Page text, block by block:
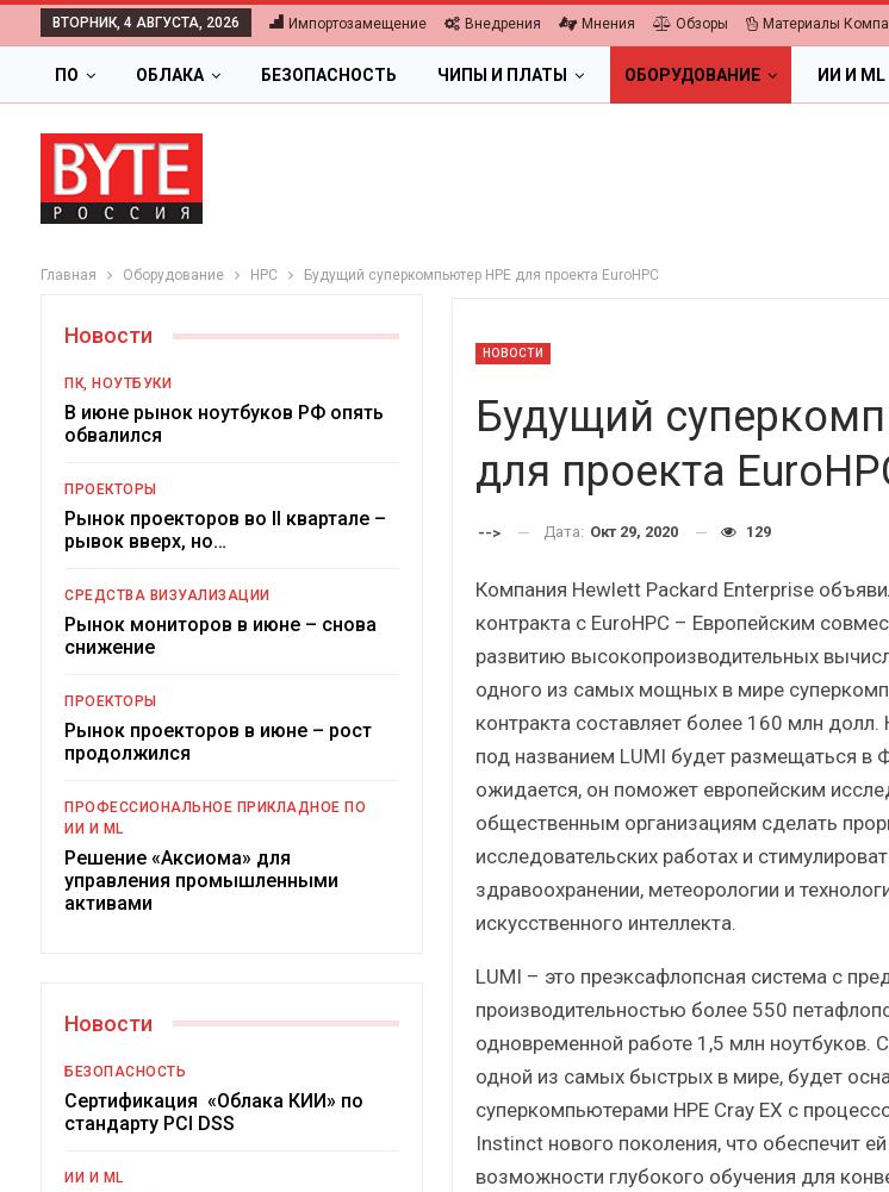
ВТОРНИК, 4 АВГУСТА, 2026 Импортозамещение Внедрения Мнения Обзоры Материалы
ПО ОБЛАКА БЕЗОПАСНОСТЬ ЧИПЫ И ПЛАТЫ ОБОРУДОВАНИЕ ИИ И ML
Главная Оборудование HPC Будущий суперкомпьютер HPE для проекта EuroHPC
НОВОСТИ
Будущий
для проекта
--> Дата: Окт 29, 2020 129
Компания Hewlett Packard Enterprise
контракта с EuroHPC – Европейским
развитию высокопроизводительных
одного из самых мощных в мире
контракта составляет более 160 млн
под названием LUMI будет размещаться в
ожидается, он поможет европейским
общественным организациям сделать
исследовательских работах и
здравоохранении, метеорологии и
искусственного интеллекта.
LUMI – это преэксафлопсная система с
производительностью более 550
одновременной работе 1,5 млн ноутбуков.
одной из самых быстрых в мире, будет
суперкомпьютерами HPE Cray EX с
Instinct нового поколения, что обеспечит
возможности глубокого обучения для
Новости
ПК, НОУТБУКИ
В июне рынок ноутбуков РФ опять
обвалился
ПРОЕКТОРЫ
Рынок проекторов во II квартале –
рывок вверх, но…
СРЕДСТВА ВИЗУАЛИЗАЦИИ
Рынок мониторов в июне – снова
снижение
ПРОЕКТОРЫ
Рынок проекторов в июне – рост
продолжился
ПРОФЕССИОНАЛЬНОЕ ПРИКЛАДНОЕ ПО
ИИ И ML
Решение «Аксиома» для
управления промышленными
активами
Новости
БЕЗОПАСНОСТЬ
Сертификация «Облака КИИ» по
стандарту PCI DSS
ИИ И ML
Цифровая экономика 2026.
Краткий статистический
российский рынок ИБП?
ПК, НОУТБУКИ
Итоги и Бестселлеры
ИБП
Отрасль ИБП в депрессии?
Часть II.